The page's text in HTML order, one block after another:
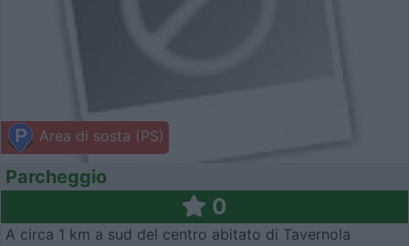
Area di sosta (PS)
Parcheggio
0
A circa 1 km a sud del centro abitato di Tavernola